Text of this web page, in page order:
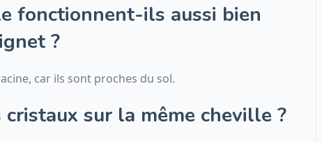
fonctionnent-ils aussi bien
?
car ils sont proches du sol.
sur la même cheville ?
La Vierge peut-elle porter une